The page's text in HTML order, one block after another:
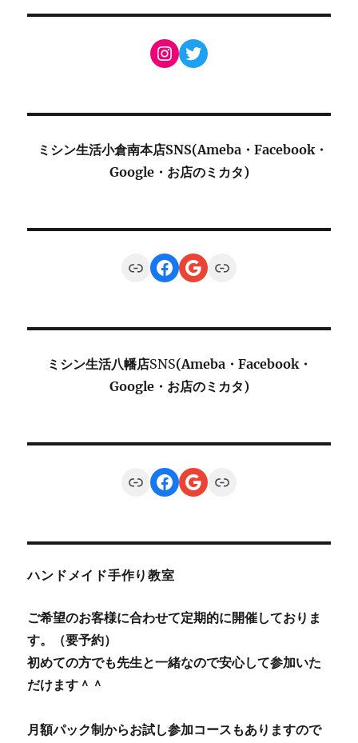
Instagram
Twitter
ミシン生活小倉南本店SNS(Ameba・Facebook・
Google・お店のミカタ)
LinkFacebook
Google
Link
ミシン生活八幡店SNS(Ameba・Facebook・
Google・お店のミカタ)
LinkFacebook
Google
Link
ハンドメイド手作り教室
ご希望のお客様に合わせて定期的に開催しておりま
す。（要予約）
初めての方でも先生と一緒なので安心して参加いた
だけます＾＾
月額パック制からお試し参加コースもありますので